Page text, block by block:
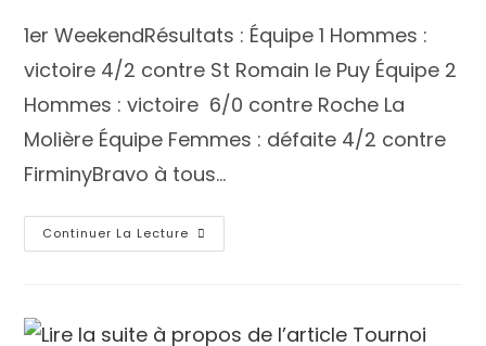
1er WeekendRésultats : Équipe 1 Hommes :
victoire 4/2 contre St Romain le Puy Équipe 2
Hommes : victoire 6/0 contre Roche La
Molière Équipe Femmes : défaite 4/2 contre
FirminyBravo à tous…
Continuer La Lecture